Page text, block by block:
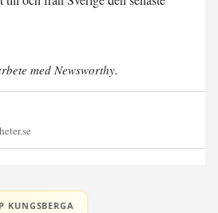
med Newsworthy.
KUNGSBERGA